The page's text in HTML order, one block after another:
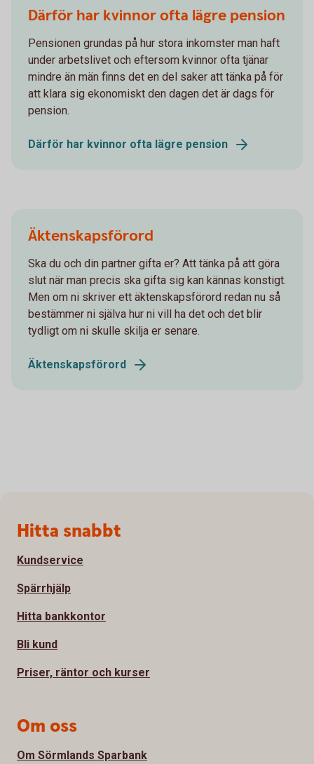
Därför har kvinnor ofta lägre pension
Pensionen grundas på hur stora inkomster man haft
under arbetslivet och eftersom kvinnor ofta tjänar
mindre än män finns det en del saker att tänka på för
att klara sig ekonomiskt den dagen det är dags för
pension.
Därför har kvinnor ofta lägre pension
Äktenskapsförord
Ska du och din partner gifta er? Att tänka på att göra
slut när man precis ska gifta sig kan kännas konstigt.
Men om ni skriver ett äktenskapsförord redan nu så
bestämmer ni själva hur ni vill ha det och det blir
tydligt om ni skulle skilja er senare.
Äktenskapsförord
Sidfot
Hitta snabbt
Kundservice
Spärrhjälp
Hitta bankkontor
Bli kund
Priser, räntor och kurser
Om oss
Om Sörmlands Sparbank